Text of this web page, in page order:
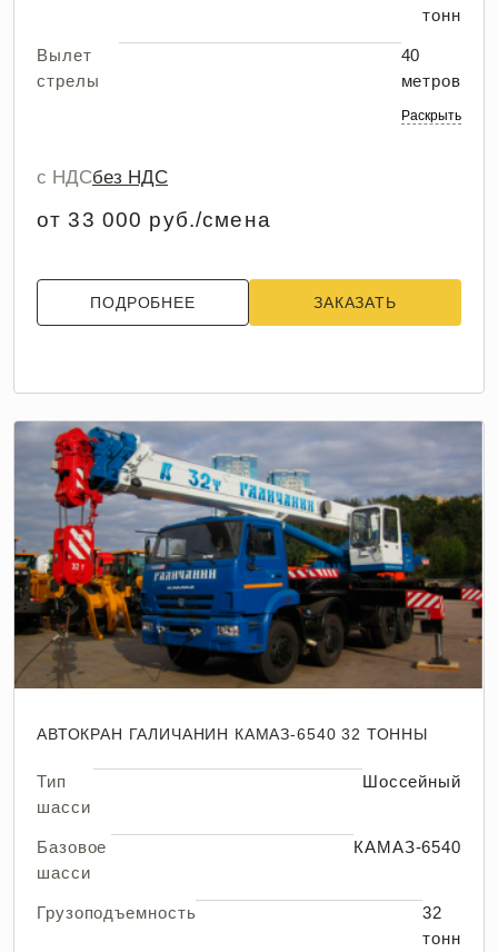
тонн
Вылет
стрелы
40
метров
Раскрыть
с НДСбез НДС
от 33 000 руб./смена
ПОДРОБНЕЕ ЗАКАЗАТЬ
АВТОКРАН ГАЛИЧАНИН КАМАЗ-6540 32 ТОННЫ
Тип
шасси
Шоссейный
Базовое
шасси
КАМАЗ-6540
Грузоподъемность
32
тонн